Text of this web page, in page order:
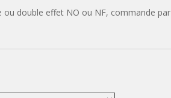
double effet NO ou NF, commande par